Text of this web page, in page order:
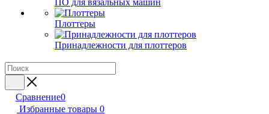
ПО для вязальных машин
Плоттеры
Принадлежности для плоттеров
Сравнение0
Избранные товары 0